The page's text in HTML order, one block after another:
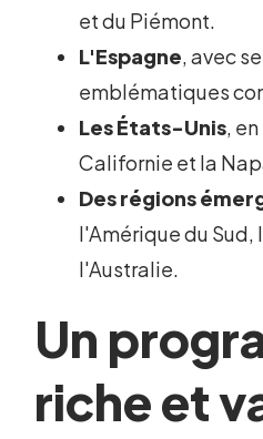
et du Piémont.
L'Espagne, avec
emblématiques
Les États-Unis,
Californie et la
Des régions
l'Amérique du Sud,
l'Australie.
Un
riche et